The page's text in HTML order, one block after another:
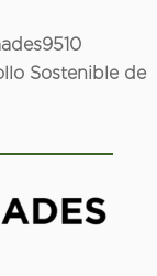
Sostenible de